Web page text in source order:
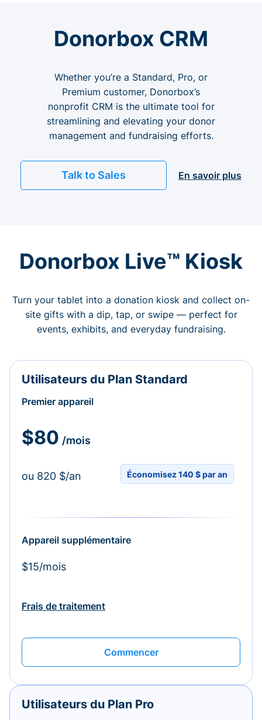
Donorbox CRM
Whether you’re a Standard, Pro, or
Premium customer, Donorbox’s
nonprofit CRM is the ultimate tool for
streamlining and elevating your donor
management and fundraising efforts.
Talk to Sales En savoir plus
Donorbox Live™ Kiosk
Turn your tablet into a donation kiosk and collect on-
site gifts with a dip, tap, or swipe — perfect for
events, exhibits, and everyday fundraising.
Utilisateurs du Plan Standard
Premier appareil
$80 /mois
ou 820 $/an Économisez 140 $ par an
Appareil supplémentaire
$15/mois
Frais de traitement
Commencer
Utilisateurs du Plan Pro